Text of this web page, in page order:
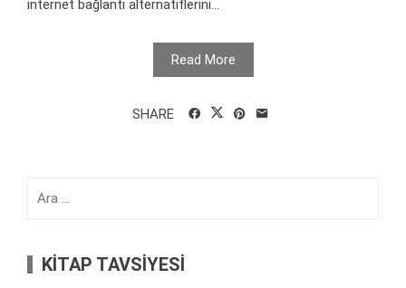
internet bağlantı alternatiflerini...
Read More
SHARE
KİTAP TAVSİYESİ